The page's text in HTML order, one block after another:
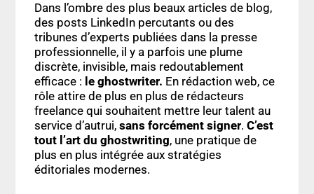
Dans l’ombre des plus beaux articles de blog,
des posts LinkedIn percutants ou des
tribunes d’experts publiées dans la presse
professionnelle, il y a parfois une plume
discrète, invisible, mais redoutablement
efficace : le ghostwriter. En rédaction web, ce
rôle attire de plus en plus de rédacteurs
freelance qui souhaitent mettre leur talent au
service d’autrui, sans forcément signer. C’est
tout l’art du ghostwriting, une pratique de
plus en plus intégrée aux stratégies
éditoriales modernes.